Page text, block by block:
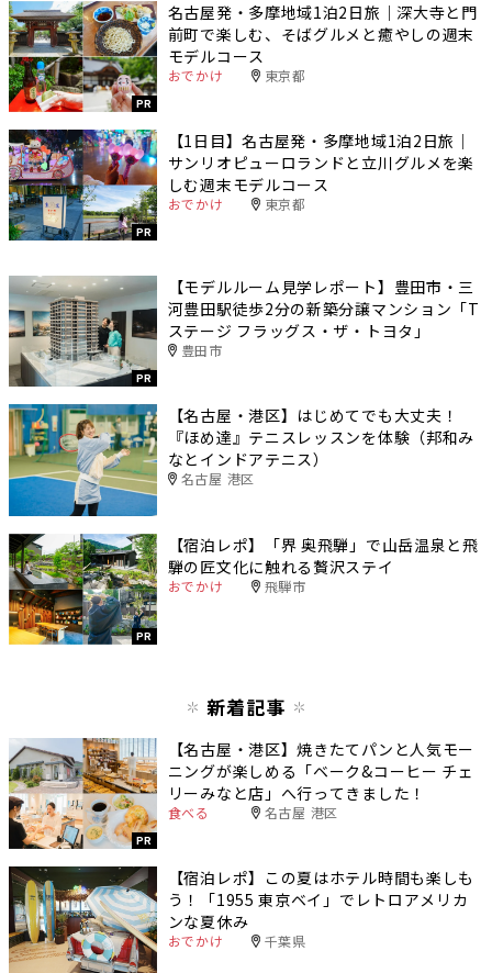
PR
名古屋発・多摩地域1泊2日旅｜深大寺と門
前町で楽しむ、そばグルメと癒やしの週末
モデルコース
おでかけ 東京都
PR
【1日目】名古屋発・多摩地域1泊2日旅｜
サンリオピューロランドと立川グルメを楽
しむ週末モデルコース
おでかけ 東京都
PR
【モデルルーム見学レポート】豊田市・三
河豊田駅徒歩2分の新築分譲マンション「T
ステージ フラッグス・ザ・トヨタ」
豊田市
【名古屋・港区】はじめてでも大丈夫！
『ほめ達』テニスレッスンを体験（邦和み
なとインドアテニス）
名古屋 港区
PR
【宿泊レポ】「界 奥飛騨」で山岳温泉と飛
騨の匠文化に触れる贅沢ステイ
おでかけ 飛騨市
新着記事
PR
【名古屋・港区】焼きたてパンと人気モー
ニングが楽しめる「ベーク&コーヒー チェ
リーみなと店」へ行ってきました！
食べる 名古屋 港区
【宿泊レポ】この夏はホテル時間も楽しも
う！「1955 東京ベイ」でレトロアメリカ
ンな夏休み
おでかけ 千葉県